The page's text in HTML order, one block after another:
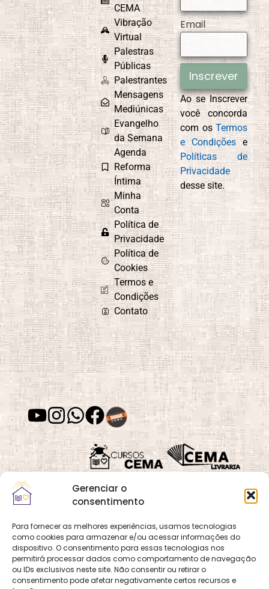
Gerenciar o
consentimento
Para fornecer as melhores experiências, usamos tecnologias
como cookies para armazenar e/ou acessar informações do
dispositivo. O consentimento para essas tecnologias nos
permitirá processar dados como comportamento de navegação
ou IDs exclusivos neste site. Não consentir ou retirar o
consentimento pode afetar negativamente certos recursos e
CEMA
Vibração
Virtual
Palestras
Públicas
Palestrantes
Mensagens
Mediúnicas
Evangelho
da Semana
Agenda
Reforma
Íntima
Minha
Conta
Política de
Privacidade
Política de
Cookies
Termos e
Condições
Contato
Email
Inscrever
Ao se Inscrever
você concorda
com osTermos
e Condições e
Políticas de
Privacidade
desse site.
Quadra 02, Lote 16,
Vila Vicentina,
Planaltina, Brasília-
DF. CEP 73.320-140
OCemaneté um site
que pertence e é gerido
pelo CEMA, assim